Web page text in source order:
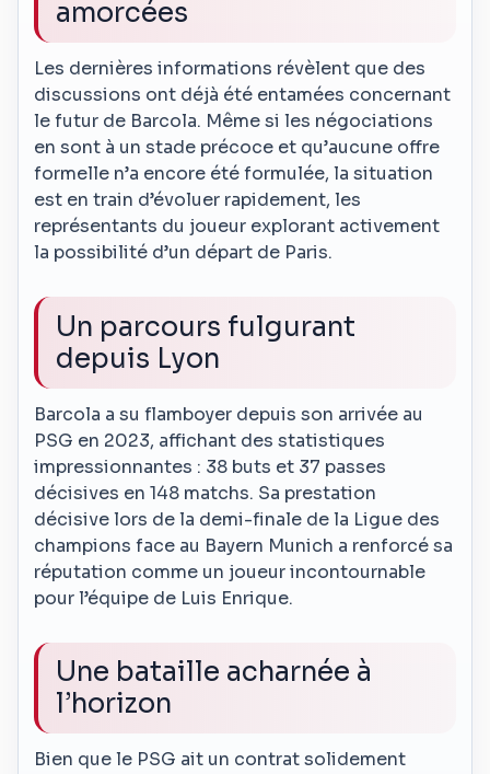
amorcées
Les dernières informations révèlent que des
discussions ont déjà été entamées concernant
le futur de Barcola. Même si les négociations
en sont à un stade précoce et qu’aucune offre
formelle n’a encore été formulée, la situation
est en train d’évoluer rapidement, les
représentants du joueur explorant activement
la possibilité d’un départ de Paris.
Un parcours fulgurant
depuis Lyon
Barcola a su flamboyer depuis son arrivée au
PSG en 2023, affichant des statistiques
impressionnantes : 38 buts et 37 passes
décisives en 148 matchs. Sa prestation
décisive lors de la demi-finale de la Ligue des
champions face au Bayern Munich a renforcé sa
réputation comme un joueur incontournable
pour l’équipe de Luis Enrique.
Une bataille acharnée à
l’horizon
Bien que le PSG ait un contrat solidement